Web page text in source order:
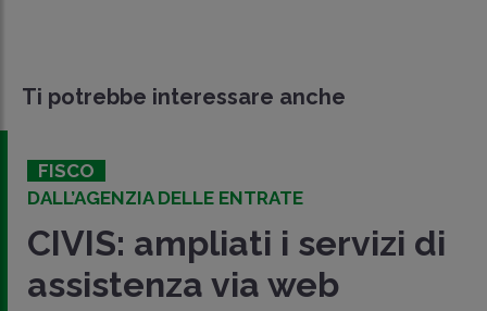
Ti potrebbe interessare anche
FISCO
DALL’AGENZIA DELLE ENTRATE
CIVIS: ampliati i servizi di
assistenza via web